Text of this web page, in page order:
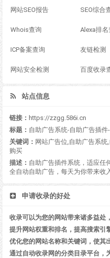
网站SEO报告 SEO综合
Whois查询 Alexa排名
ICP备案查询 友链检测
网站安全检测 百度收录
站点信息
链接： https://zzgg.586i.cn
标题： 自助广告系统-自助广告插
关键词： 网站广告位,自助广告系
购买
描述： 自助广告插件系统，适应任
全自动自助广告，每天为你带来收
申请收录的好处
收录可以为您的网站带来诸多益处
提升网站权重和排名，提高搜索引
优化您的网站名称和关键词，使其
通过自动收录网的分类目录平台，